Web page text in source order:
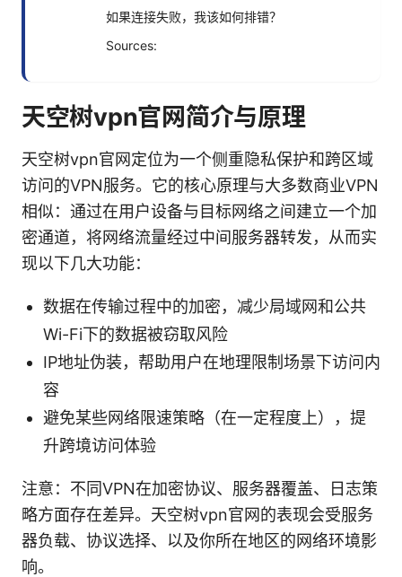
如果连接失败，我该如何排错？
Sources:
天空树vpn官网简介与原理
天空树vpn官网定位为一个侧重隐私保护和跨区域
访问的VPN服务。它的核心原理与大多数商业VPN
相似：通过在用户设备与目标网络之间建立一个加
密通道，将网络流量经过中间服务器转发，从而实
现以下几大功能：
数据在传输过程中的加密，减少局域网和公共
Wi-Fi下的数据被窃取风险
IP地址伪装，帮助用户在地理限制场景下访问内
容
避免某些网络限速策略（在一定程度上），提
升跨境访问体验
注意：不同VPN在加密协议、服务器覆盖、日志策
略方面存在差异。天空树vpn官网的表现会受服务
器负载、协议选择、以及你所在地区的网络环境影
响。